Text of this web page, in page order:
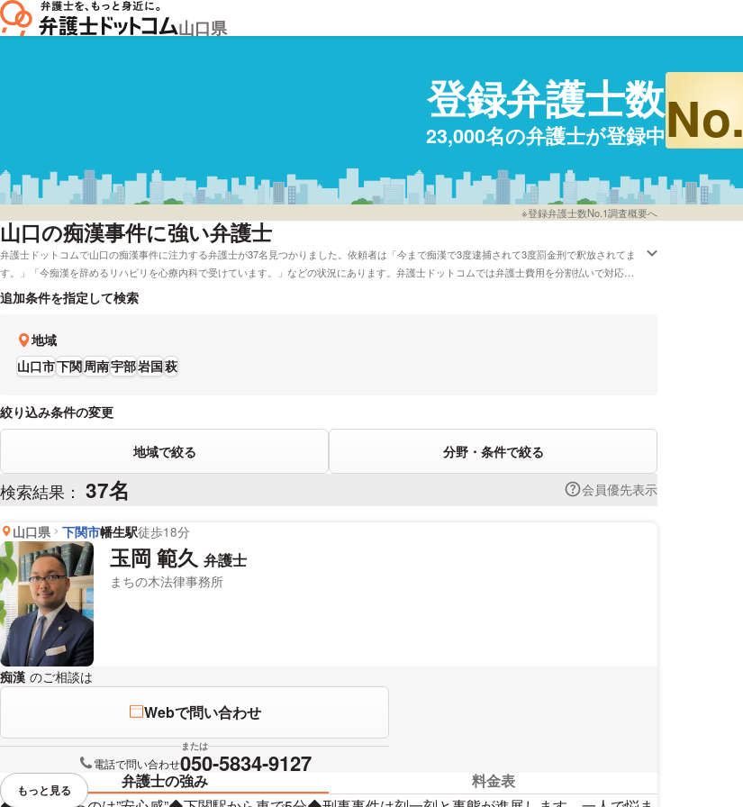
山口県
登録弁護士数
23,000名の弁護士が登録中No.
※登録弁護士数No.1調査概要へ
山口の痴漢事件に強い弁護士
弁護士ドットコムで山口の痴漢事件に注力する弁護士が37名見つかりました。依頼者は「今まで痴漢で3度逮捕されて3度罰金刑で釈放されてま
す。」「今痴漢を辞めるリハビリを心療内科で受けています。」などの状況にあります。弁護士ドットコムでは弁護士費用を分割払いで対応し
てくれる弁護士や山口で初回相談を無料で受付してくれる弁護士など、色々な条件で調べることができます。例えば「痴漢事件で強い弁護士や
評判が良い弁護士の選び方などの情報は調べたけど、山口周辺の弁護士と法律事務所を実績で比較したい」などの希望にも対応することができ
き込まれている方は弁護士ドットコムに登録している弁護士の中から、能力や報酬基準などの希望を考慮して、自分に合った弁護士に電話また
はメールをしてみてください。
追加条件を指定して検索
地域
山口市下関周南宇部岩国萩
絞り込み条件の変更
地域で絞る 分野・条件で絞る
検索結果： 37名 会員優先表示
山口県 下関市幡生駅徒歩18分
玉岡 範久 弁護士
まちの木法律事務所
痴漢 のご相談は
Webで問い合わせ
または
電話で問い合わせ050-5834-9127
弁護士の強み
料金表
視覚的に省略されている要素を
もっと見る